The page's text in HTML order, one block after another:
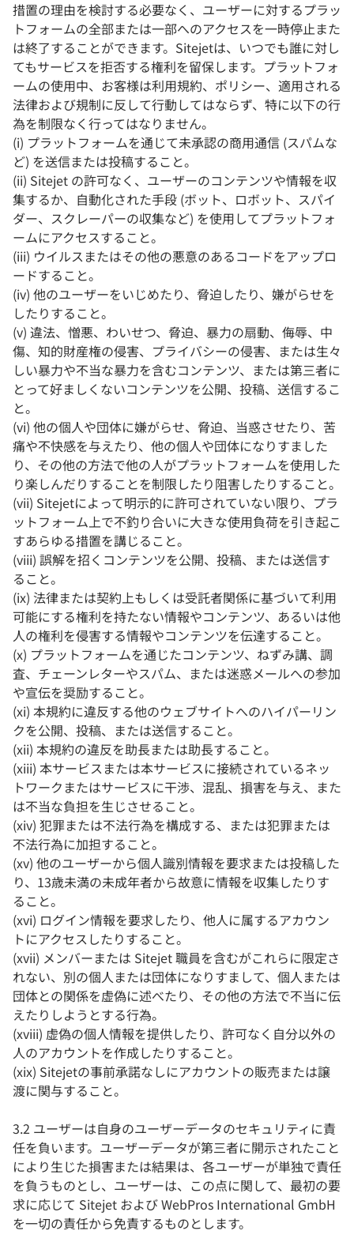
措置の理由を検討する必要なく、ユーザーに対するプラッ
トフォームの全部または一部へのアクセスを一時停止また
は終了することができます。Sitejetは、いつでも誰に対し
てもサービスを拒否する権利を留保します。プラットフォ
ームの使用中、お客様は利用規約、ポリシー、適用される
法律および規制に反して行動してはならず、特に以下の行
為を制限なく行ってはなりません。
(i) プラットフォームを通じて未承認の商用通信 (スパムな
ど) を送信または投稿すること。
(ii) Sitejet の許可なく、ユーザーのコンテンツや情報を収
集するか、自動化された手段 (ボット、ロボット、スパイ
ダー、スクレーパーの収集など) を使用してプラットフォ
ームにアクセスすること。
(iii) ウイルスまたはその他の悪意のあるコードをアップロ
ードすること。
(iv) 他のユーザーをいじめたり、脅迫したり、嫌がらせを
したりすること。
(v) 違法、憎悪、わいせつ、脅迫、暴力の扇動、侮辱、中
傷、知的財産権の侵害、プライバシーの侵害、または生々
しい暴力や不当な暴力を含むコンテンツ、または第三者に
とって好ましくないコンテンツを公開、投稿、送信するこ
と。
(vi) 他の個人や団体に嫌がらせ、脅迫、当惑させたり、苦
痛や不快感を与えたり、他の個人や団体になりすました
り、その他の方法で他の人がプラットフォームを使用した
り楽しんだりすることを制限したり阻害したりすること。
(vii) Sitejetによって明示的に許可されていない限り、プラ
ットフォーム上で不釣り合いに大きな使用負荷を引き起こ
すあらゆる措置を講じること。
(viii) 誤解を招くコンテンツを公開、投稿、または送信す
ること。
(ix) 法律または契約上もしくは受託者関係に基づいて利用
可能にする権利を持たない情報やコンテンツ、あるいは他
人の権利を侵害する情報やコンテンツを伝達すること。
(x) プラットフォームを通じたコンテンツ、ねずみ講、調
査、チェーンレターやスパム、または迷惑メールへの参加
や宣伝を奨励すること。
(xi) 本規約に違反する他のウェブサイトへのハイパーリン
クを公開、投稿、または送信すること。
(xii) 本規約の違反を助長または助長すること。
(xiii) 本サービスまたは本サービスに接続されているネッ
トワークまたはサービスに干渉、混乱、損害を与え、また
は不当な負担を生じさせること。
(xiv) 犯罪または不法行為を構成する、または犯罪または
不法行為に加担すること。
(xv) 他のユーザーから個人識別情報を要求または投稿した
り、13歳未満の未成年者から故意に情報を収集したりす
ること。
(xvi) ログイン情報を要求したり、他人に属するアカウン
トにアクセスしたりすること。
(xvii) メンバーまたは Sitejet 職員を含むがこれらに限定さ
れない、別の個人または団体になりすまして、個人または
団体との関係を虚偽に述べたり、その他の方法で不当に伝
えたりしようとする行為。
(xviii) 虚偽の個人情報を提供したり、許可なく自分以外の
人のアカウントを作成したりすること。
(xix) Sitejetの事前承諾なしにアカウントの販売または譲
渡に関与すること。
3.2 ユーザーは自身のユーザーデータのセキュリティに責
任を負います。ユーザーデータが第三者に開示されたこと
により生じた損害または結果は、各ユーザーが単独で責任
を負うものとし、ユーザーは、この点に関して、最初の要
求に応じて Sitejet および WebPros International GmbH
を一切の責任から免責するものとします。